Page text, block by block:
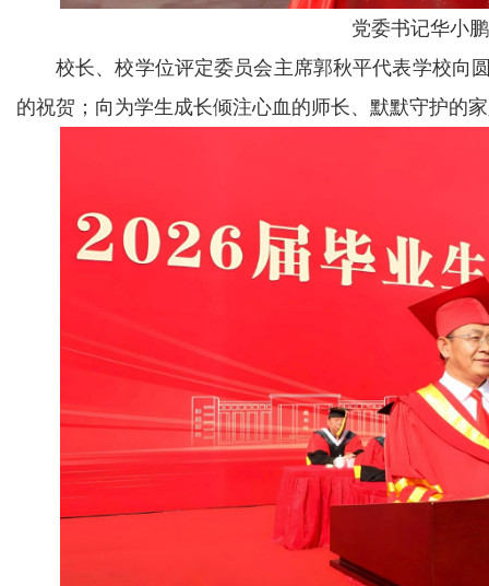
党委书记华小
校长、校学位评定委员会主席郭秋平代表学校向
的祝贺；向为学生成长倾注心血的师长、默默守护的